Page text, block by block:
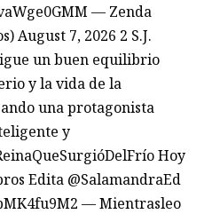
— Zenda
August 7, 2026 2 S.J.
un buen equilibrio
y la vida de la
una protagonista
y
Hoy
Edita @SalamandraEd
— Mientrasleo